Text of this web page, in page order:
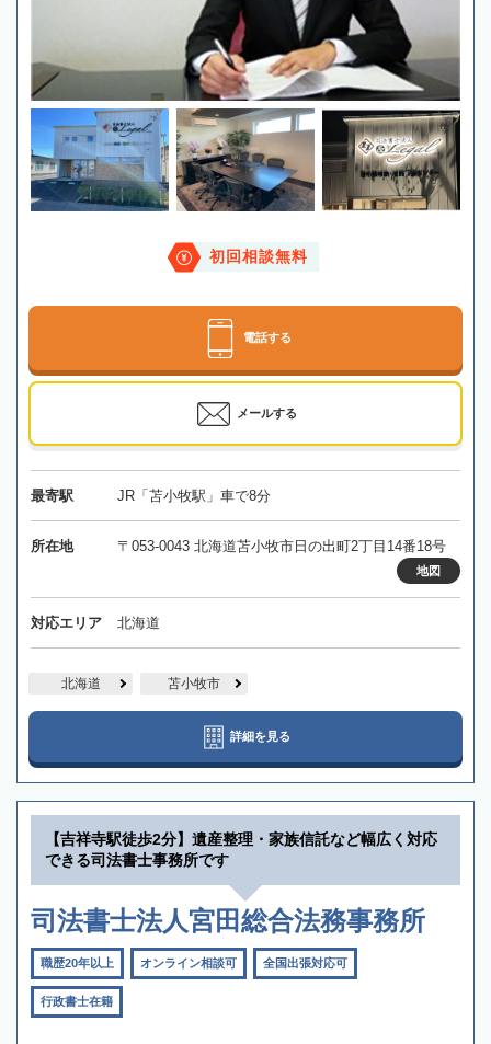
初回相談無料
電話する
メールする
最寄駅 JR「苫小牧駅」車で8分
所在地 〒053-0043 北海道苫小牧市日の出町2丁目14番18号
地図
対応エリア 北海道
北海道 苫小牧市
詳細を見る
【吉祥寺駅徒歩2分】遺産整理・家族信託など幅広く対応
できる司法書士事務所です
司法書士法人宮田総合法務事務所
職歴20年以上 オンライン相談可 全国出張対応可
行政書士在籍